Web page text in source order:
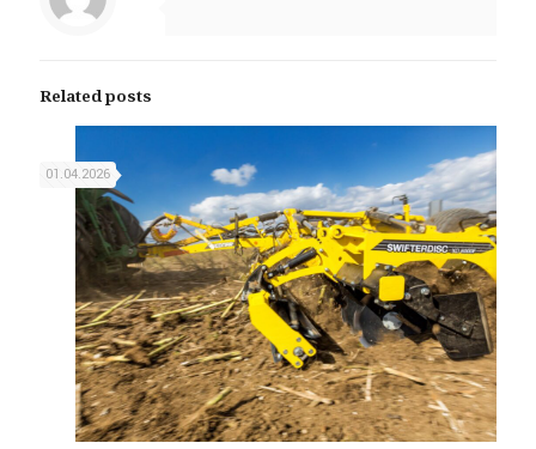
Related posts
01.04.2026